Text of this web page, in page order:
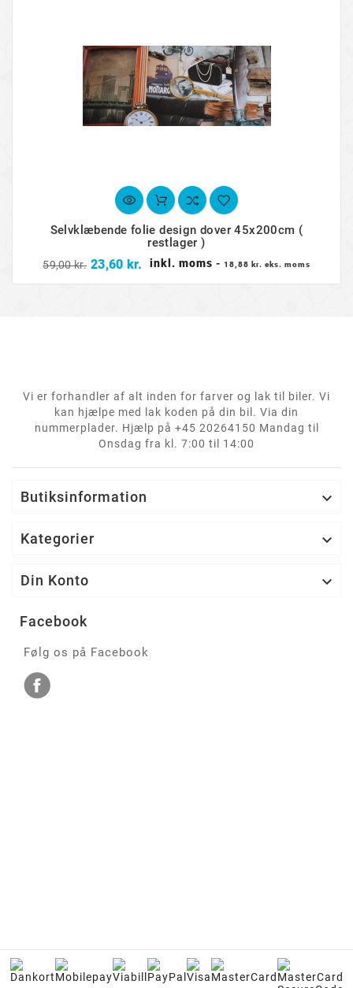
Selvklæbende folie design dover 45x200cm (
restlager )
59,00 kr. 23,60 kr. Normalpris
Pris
inkl. moms - 18,88 kr. eks. moms
Vi er forhandler af alt inden for farver og lak til biler. Vi
kan hjælpe med lak koden på din bil. Via din
nummerplader. Hjælp på +45 20264150 Mandag til
Onsdag fra kl. 7:00 til 14:00
Butiksinformation 
Kategorier 
Din Konto 
Facebook
Følg os på Facebook